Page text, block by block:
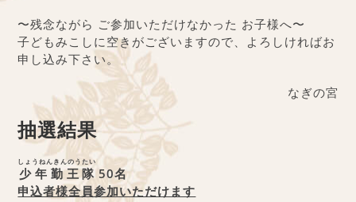
〜残念ながら ご参加いただけなかった お子様へ〜
子どもみこしに空きがございますので、よろしければお
申し込み下さい。
なぎの宮
抽選結果
少年勤王隊
しょうねんきんのうたい
50名
申込者様全員参加いただけます